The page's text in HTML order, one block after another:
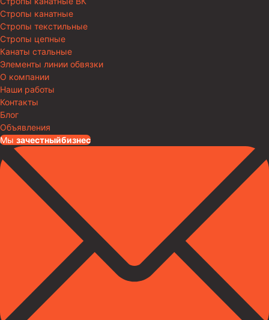
Стропы канатные
Стропы текстильные
Стропы цепные
Канаты стальные
Элементы линии обвязки
О компании
Наши работы
Контакты
Блог
Объявления
Мы зачестныйбизнес